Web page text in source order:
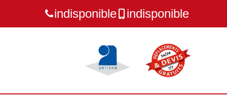
indisponible indisponible